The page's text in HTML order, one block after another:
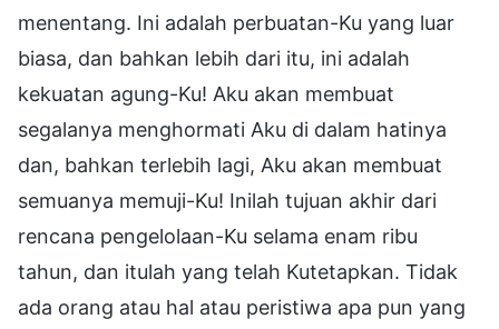
menentang. Ini adalah perbuatan-Ku yang luar
biasa, dan bahkan lebih dari itu, ini adalah
kekuatan agung-Ku! Aku akan membuat
segalanya menghormati Aku di dalam hatinya
dan, bahkan terlebih lagi, Aku akan membuat
semuanya memuji-Ku! Inilah tujuan akhir dari
rencana pengelolaan-Ku selama enam ribu
tahun, dan itulah yang telah Kutetapkan. Tidak
ada orang atau hal atau peristiwa apa pun yang